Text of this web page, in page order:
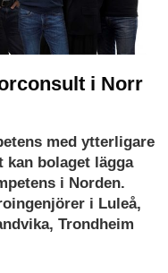
i Norr
med ytterligare
kan bolaget lägga
i Norden.
i Luleå,
Trondheim